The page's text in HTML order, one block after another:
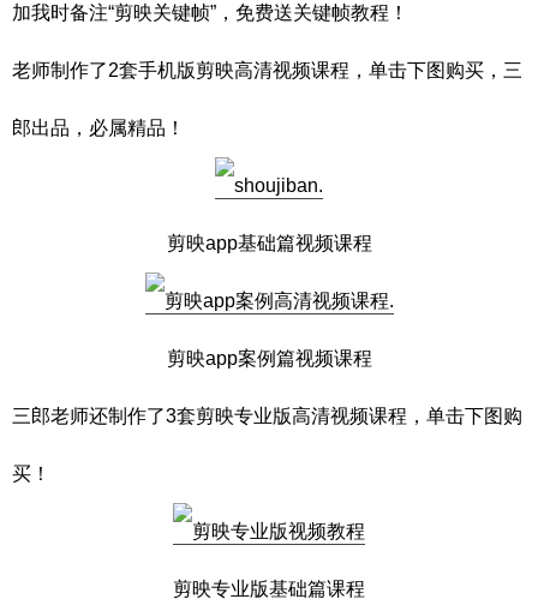
加我时备注“剪映关键帧”，免费送关键帧教程！
老师制作了2套手机版剪映高清视频课程，单击下图购买，三
郎出品，必属精品！
剪映app基础篇视频课程
剪映app案例篇视频课程
三郎老师还制作了3套剪映专业版高清视频课程，单击下图购
买！
剪映专业版基础篇课程